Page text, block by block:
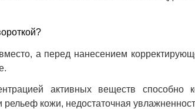
а перед нанесением
активных веществ способно
кожи, недостаточная